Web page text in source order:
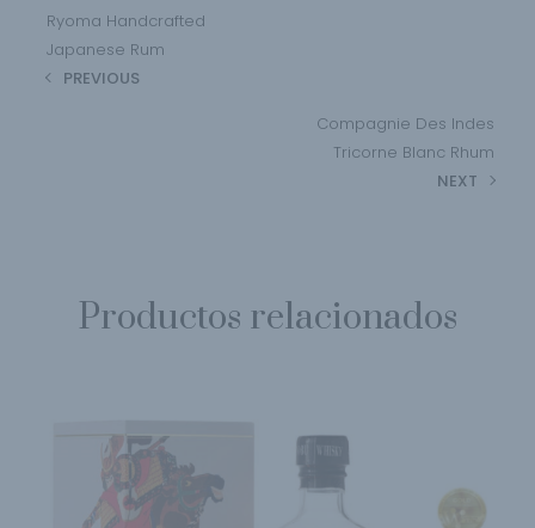
Ryoma Handcrafted
Japanese Rum
PREVIOUS
Compagnie Des Indes
Tricorne Blanc Rhum
NEXT
Productos relacionados